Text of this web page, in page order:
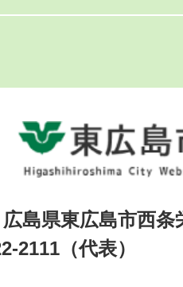
島県東広島市西
2111（代表）